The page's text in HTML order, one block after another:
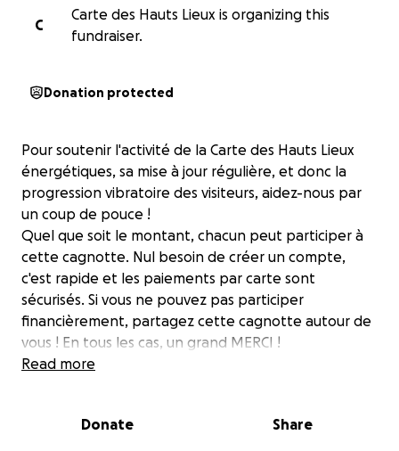
C
Carte des Hauts Lieux is organizing this
fundraiser.
Donation protected
Pour soutenir l'activité de la Carte des Hauts Lieux
énergétiques, sa mise à jour régulière, et donc la
progression vibratoire des visiteurs, aidez-nous par
un coup de pouce !
Quel que soit le montant, chacun peut participer à
cette cagnotte. Nul besoin de créer un compte,
c'est rapide et les paiements par carte sont
sécurisés. Si vous ne pouvez pas participer
financièrement, partagez cette cagnotte autour de
vous ! En tous les cas, un grand MERCI !
renseignements, ouvrages). Nous ne sommes pas
Read more
Donate Share